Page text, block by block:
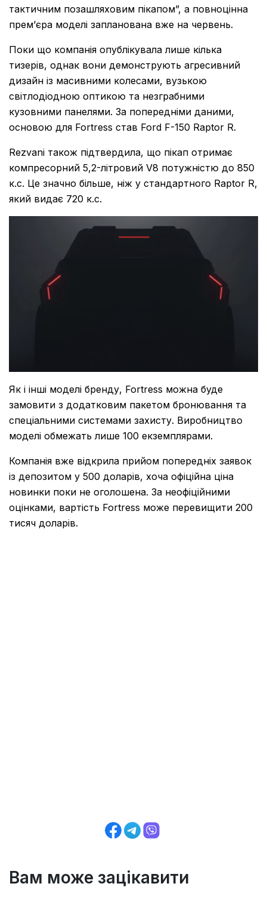
тактичним позашляховим пікапом”, а повноцінна
прем’єра моделі запланована вже на червень.
Поки що компанія опублікувала лише кілька
тизерів, однак вони демонструють агресивний
дизайн із масивними колесами, вузькою
світлодіодною оптикою та незграбними
кузовними панелями. За попередніми даними,
основою для Fortress став Ford F-150 Raptor R.
Rezvani також підтвердила, що пікап отримає
компресорний 5,2-літровий V8 потужністю до 850
к.с. Це значно більше, ніж у стандартного Raptor R,
який видає 720 к.с.
Як і інші моделі бренду, Fortress можна буде
замовити з додатковим пакетом бронювання та
спеціальними системами захисту. Виробництво
моделі обмежать лише 100 екземплярами.
Компанія вже відкрила прийом попередніх заявок
із депозитом у 500 доларів, хоча офіційна ціна
новинки поки не оголошена. За неофіційними
оцінками, вартість Fortress може перевищити 200
тисяч доларів.
Вам може зацікавити